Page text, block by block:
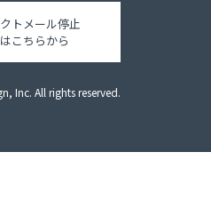
トメール停止
こちらから
Inc. All rights reserved.